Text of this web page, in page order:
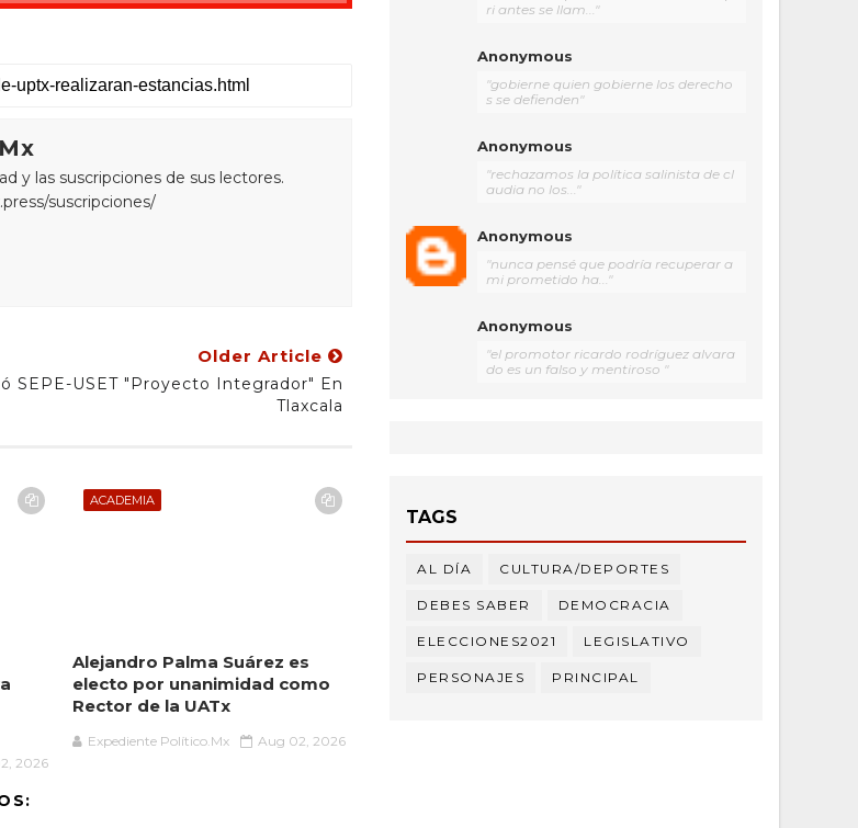
y las suscripciones de sus lectores.
suscripciones/
Older Article
SEPE-USET "proyecto Integrador" En
Tlaxcala
2026
ACADEMIA
Alejandro Palma Suárez es
electo por unanimidad como
Rector de la UATx
Expediente Político.Mx Aug 02, 2026
ri antes se llam..."
Anonymous
"gobierne quien gobierne los derecho
s se defienden"
Anonymous
"rechazamos la política salinista de cl
audia no los..."
Anonymous
"nunca pensé que podría recuperar a
mi prometido ha..."
Anonymous
"el promotor ricardo rodríguez alvara
do es un falso y mentiroso "
TAGS
AL DÍA CULTURA/DEPORTES
DEBES SABER DEMOCRACIA
ELECCIONES2021 LEGISLATIVO
PERSONAJES PRINCIPAL